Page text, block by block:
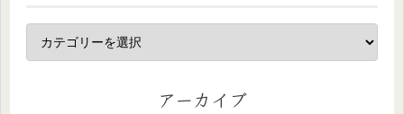
アーカイブ